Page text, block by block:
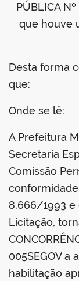
PÚBLICA
que houve
Desta forma
que:
Onde se lê:
A Prefeitura
Secretaria
Comissão
8.666/1993 e
Licitação,
005SEGOV a
habilitação